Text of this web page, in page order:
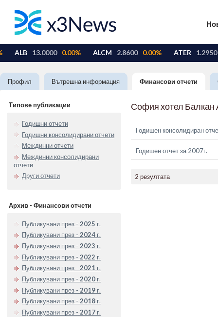
Профил Вътрешна информация Финансови отчети
Типове публикации
Годишни отчети
Годишни консолидирани отчети
Междинни отчети
Междинни консолидирани
отчети
Други отчети
Архив - Финансови отчети
Публикувани през - 2025 г.
Публикувани през - 2024 г.
Публикувани през - 2023 г.
Публикувани през - 2022 г.
Публикувани през - 2021 г.
Публикувани през - 2020 г.
Публикувани през - 2019 г.
Публикувани през - 2018 г.
Публикувани през - 2017 г.
София хотел Балкан
Годишен консолидиран
Годишен отчет за 2007г.
2 резултата